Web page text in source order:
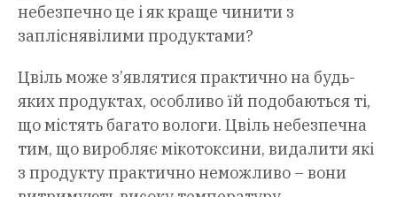
небезпечно це і як краще чинити з
запліснявілими продуктами?
Цвіль може з’являтися практично на будь-
яких продуктах, особливо їй подобаються ті,
що містять багато вологи. Цвіль небезпечна
тим, що виробляє мікотоксини, видалити які
з продукту практично неможливо – вони